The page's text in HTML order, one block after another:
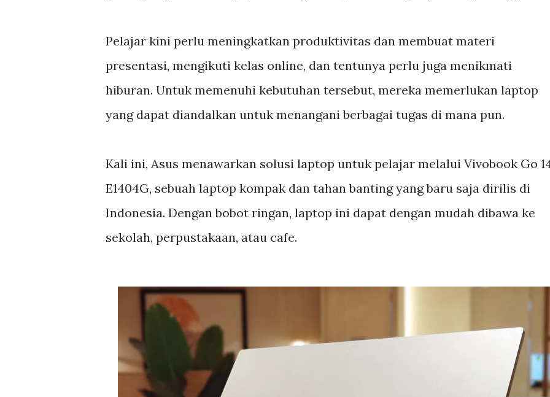
Pelajar kini perlu meningkatkan produktivitas dan membuat materi
presentasi, mengikuti kelas online, dan tentunya perlu juga menikmati
hiburan. Untuk memenuhi kebutuhan tersebut, mereka memerlukan laptop
yang dapat diandalkan untuk menangani berbagai tugas di mana pun.
Kali ini, Asus menawarkan solusi laptop untuk pelajar melalui Vivobook Go
E1404G, sebuah laptop kompak dan tahan banting yang baru saja dirilis di
Indonesia. Dengan bobot ringan, laptop ini dapat dengan mudah dibawa ke
sekolah, perpustakaan, atau cafe.